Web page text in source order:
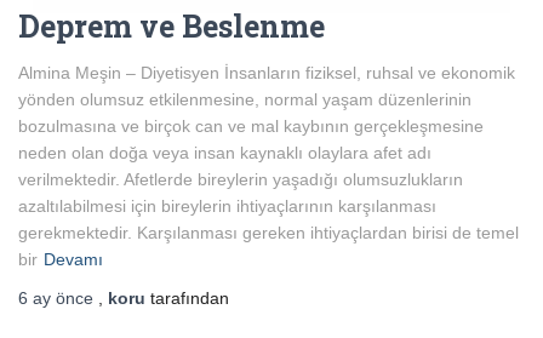
Deprem ve Beslenme
Almina Meşin – Diyetisyen İnsanların fiziksel, ruhsal ve ekonomik
yönden olumsuz etkilenmesine, normal yaşam düzenlerinin
bozulmasına ve birçok can ve mal kaybının gerçekleşmesine
neden olan doğa veya insan kaynaklı olaylara afet adı
verilmektedir. Afetlerde bireylerin yaşadığı olumsuzlukların
azaltılabilmesi için bireylerin ihtiyaçlarının karşılanması
gerekmektedir. Karşılanması gereken ihtiyaçlardan birisi de temel
bir Devamı
6 ay önce koru tarafından